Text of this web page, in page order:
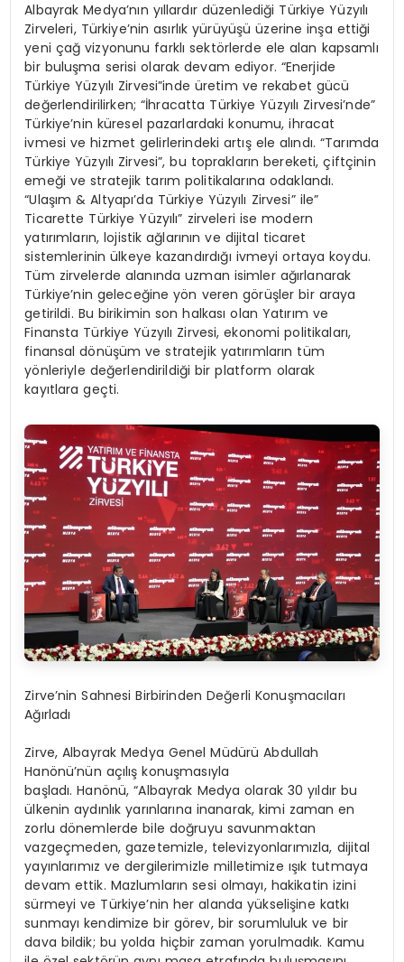
Albayrak Medya’nın yıllardır düzenlediği Türkiye Yüzyılı
Zirveleri, Türkiye’nin asırlık yürüyüşü üzerine inşa ettiği
yeni çağ vizyonunu farklı sektörlerde ele alan kapsamlı
bir buluşma serisi olarak devam ediyor. “Enerjide
Türkiye Yüzyılı Zirvesi”inde üretim ve rekabet gücü
değerlendirilirken; “İhracatta Türkiye Yüzyılı Zirvesi’nde”
Türkiye’nin küresel pazarlardaki konumu, ihracat
ivmesi ve hizmet gelirlerindeki artış ele alındı. “Tarımda
Türkiye Yüzyılı Zirvesi”, bu toprakların bereketi, çiftçinin
emeği ve stratejik tarım politikalarına odaklandı.
“Ulaşım & Altyapı’da Türkiye Yüzyılı Zirvesi” ile”
Ticarette Türkiye Yüzyılı” zirveleri ise modern
yatırımların, lojistik ağlarının ve dijital ticaret
sistemlerinin ülkeye kazandırdığı ivmeyi ortaya koydu.
Tüm zirvelerde alanında uzman isimler ağırlanarak
Türkiye’nin geleceğine yön veren görüşler bir araya
getirildi. Bu birikimin son halkası olan Yatırım ve
Finansta Türkiye Yüzyılı Zirvesi, ekonomi politikaları,
finansal dönüşüm ve stratejik yatırımların tüm
yönleriyle değerlendirildiği bir platform olarak
kayıtlara geçti.
Zirve’nin Sahnesi Birbirinden Değerli Konuşmacıları
Ağırladı
Zirve, Albayrak Medya Genel Müdürü Abdullah
Hanönü’nün açılış konuşmasıyla
başladı. Hanönü, “Albayrak Medya olarak 30 yıldır bu
ülkenin aydınlık yarınlarına inanarak, kimi zaman en
zorlu dönemlerde bile doğruyu savunmaktan
vazgeçmeden, gazetemizle, televizyonlarımızla, dijital
yayınlarımız ve dergilerimizle milletimize ışık tutmaya
devam ettik. Mazlumların sesi olmayı, hakikatin izini
sürmeyi ve Türkiye’nin her alanda yükselişine katkı
sunmayı kendimize bir görev, bir sorumluluk ve bir
dava bildik; bu yolda hiçbir zaman yorulmadık. Kamu